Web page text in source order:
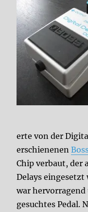
erte von der
erschienenen
Chip verbaut, der
Delays eingesetzt
war hervorragend
gesuchtes Pedal.